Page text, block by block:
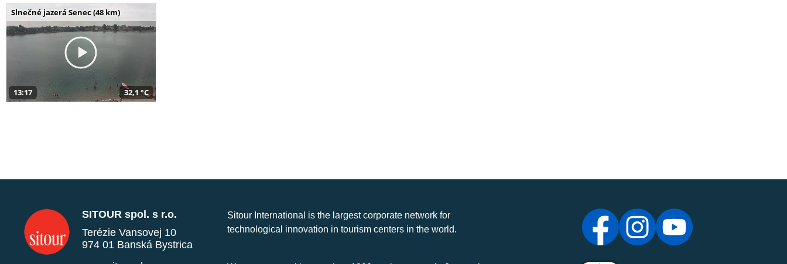
Slnečné jazerá Senec (48 km)
13:17 32,1 °C
SITOUR spol. s r.o.
Terézie Vansovej 10
974 01 Banská Bystrica
Sitour International is the largest corporate network for
technological innovation in tourism centers in the world.